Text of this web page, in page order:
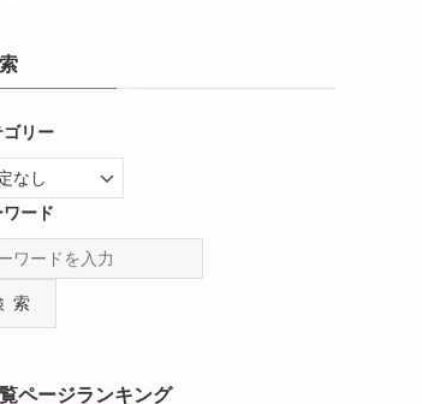
ゴリー
ワード
索
ページランキング